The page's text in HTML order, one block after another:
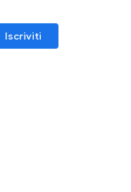
Iscriviti